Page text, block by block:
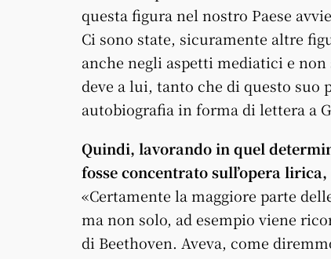
questa figura nel nostro Paese
Ci sono state, sicuramente altre
anche negli aspetti mediatici e
deve a lui, tanto che di questo suo
autobiografia in forma di lettera a
Quindi, lavorando in quel
fosse concentrato sull’opera
«Certamente la maggiore parte
ma non solo, ad esempio viene
di Beethoven. Aveva, come